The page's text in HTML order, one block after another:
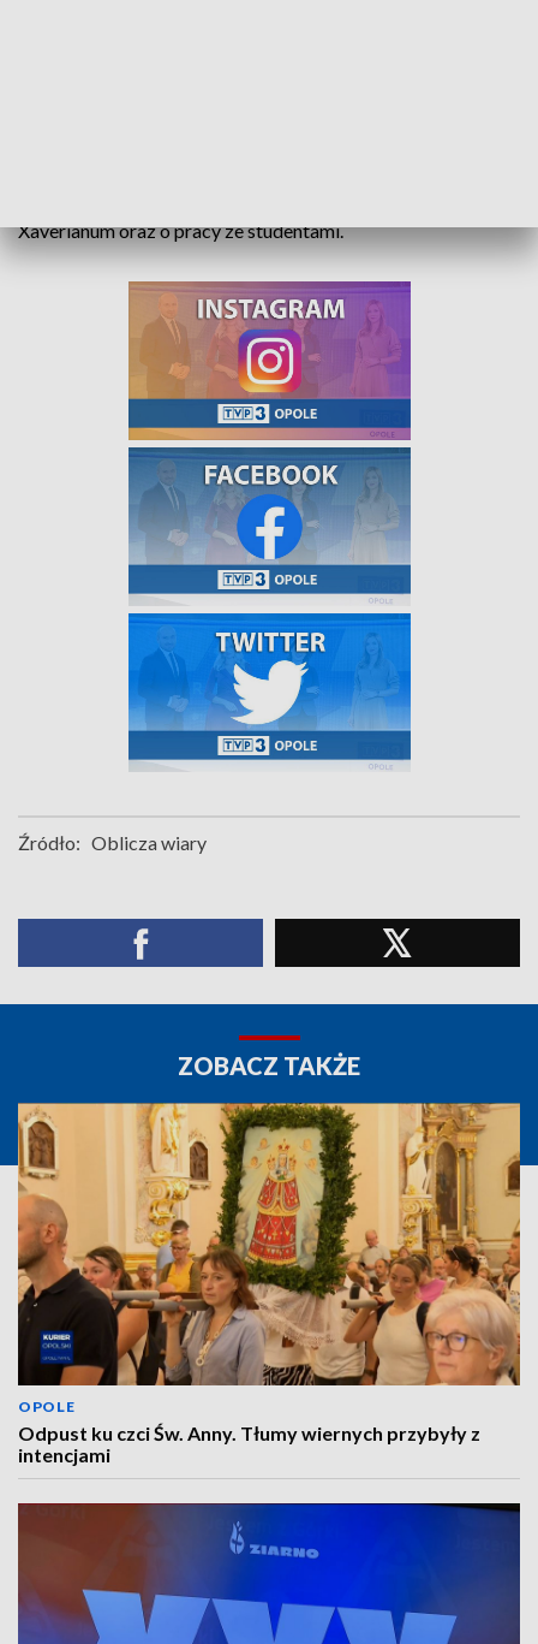
Xaverianum oraz o pracy ze studentami.
Źródło: Oblicza wiary
ZOBACZ TAKŻE
OPOLE
Odpust ku czci Św. Anny. Tłumy wiernych przybyły z
intencjami